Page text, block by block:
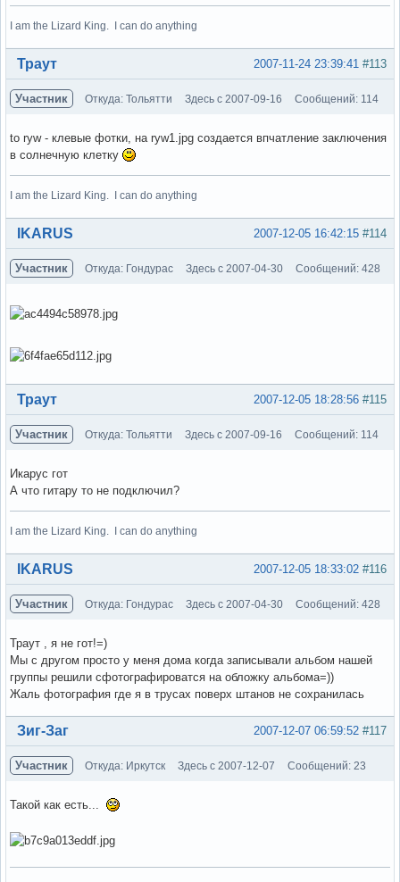
I am the Lizard King. I can do anything
Вне форума #113
2007-11-24 23:39:41
Траут
Участник Откуда: Тольятти Здесь с 2007-09-16 Сообщений: 114
to ryw - клевые фотки, на ryw1.jpg создается впчатление заключения
в солнечную клетку
I am the Lizard King. I can do anything
Вне форума #114
2007-12-05 16:42:15
IKARUS
Участник Откуда: Гондурас Здесь с 2007-04-30 Сообщений: 428
Вне форума #115
2007-12-05 18:28:56
Траут
Участник Откуда: Тольятти Здесь с 2007-09-16 Сообщений: 114
Икарус гот
А что гитару то не подключил?
I am the Lizard King. I can do anything
Вне форума #116
2007-12-05 18:33:02
IKARUS
Участник Откуда: Гондурас Здесь с 2007-04-30 Сообщений: 428
Траут , я не гот!=)
Мы с другом просто у меня дома когда записывали альбом нашей
группы решили сфотографироватся на обложку альбома=))
Жаль фотография где я в трусах поверх штанов не сохранилась
Вне форума #117
2007-12-07 06:59:52
Зиг-Заг
Участник Откуда: Иркутск Здесь с 2007-12-07 Сообщений: 23
Такой как есть...